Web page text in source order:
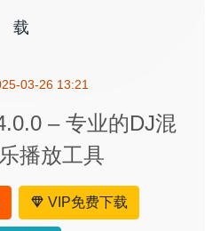
03-26 13:21
– 专业的DJ混
播放工具
VIP免费下载
音频格式转换工具
版 – Mac系统维护工具箱 2026-
Ultimate 9.2.98 – 全面的视
Mac中文版-最流畅的矢量图形设